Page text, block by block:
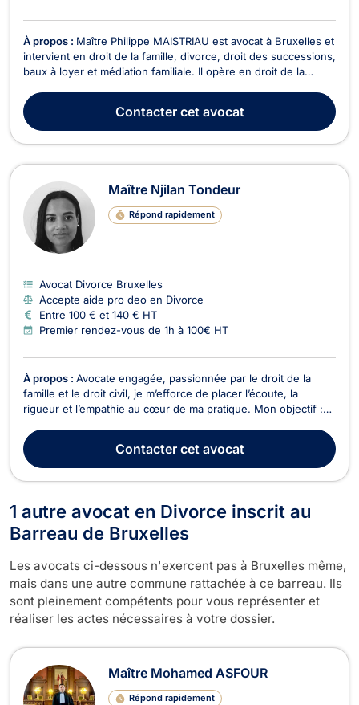
À propos : Maître Philippe MAISTRIAU est avocat à Bruxelles et
intervient en droit de la famille, divorce, droit des successions,
baux à loyer et médiation familiale. Il opère en droit de la
contentieux, cohabitation légale, filiation, droit de garde et
droit de visite, pensions...
Contactercet avocat
Maître Njilan Tondeur
Répond rapidement
Avocat Divorce Bruxelles
Accepte aide pro deo en Divorce
Entre 100 € et 140 € HT
Premier rendez-vous de 1h à 100€ HT
À propos : Avocate engagée, passionnée par le droit de la
famille et le droit civil, je m’efforce de placer l’écoute, la
rigueur et l’empathie au cœur de ma pratique. Mon objectif :
sensibles, tout en vous apportant des solutions juridiques
concrètes et personnalisées. Formée aux modes a...
Contactercet avocat
1 autre avocat en Divorce inscrit au
Barreau de Bruxelles
Les avocats ci-dessous n'exercent pas à Bruxelles même,
mais dans une autre commune rattachée à ce barreau. Ils
sont pleinement compétents pour vous représenter et
réaliser les actes nécessaires à votre dossier.
Maître Mohamed ASFOUR
Répond rapidement